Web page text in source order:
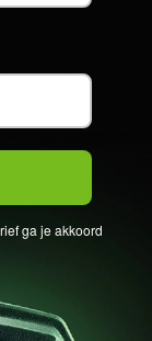
ga je akkoord